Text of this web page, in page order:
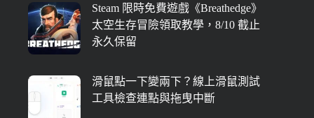
Steam 限時免費遊戲《Breathedge》
太空生存冒險領取教學，8/10 截止
永久保留
滑鼠點一下變兩下？線上滑鼠測試
工具檢查連點與拖曳中斷